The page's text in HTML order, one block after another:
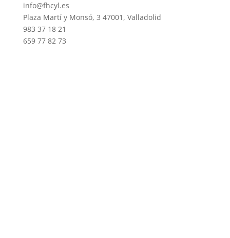
info@fhcyl.es
Plaza Martí y Monsó, 3 47001, Valladolid
983 37 18 21
659 77 82 73